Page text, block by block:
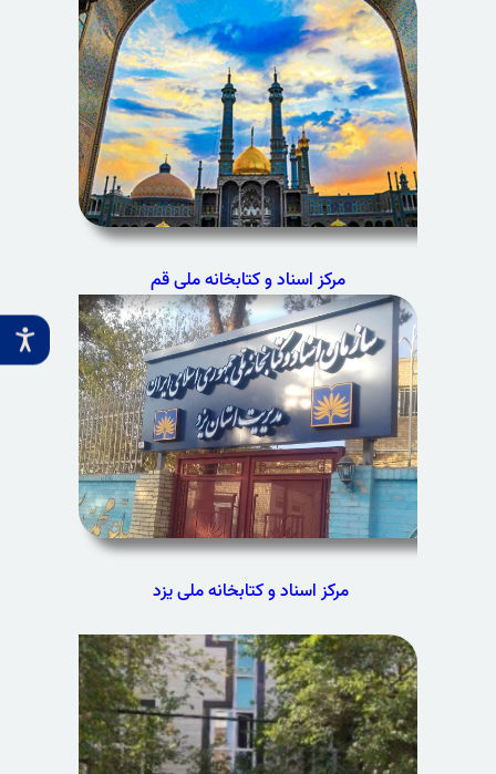
مرکز اسناد و کتابخانه ملی قم
مرکز اسناد و کتابخانه ملی یزد